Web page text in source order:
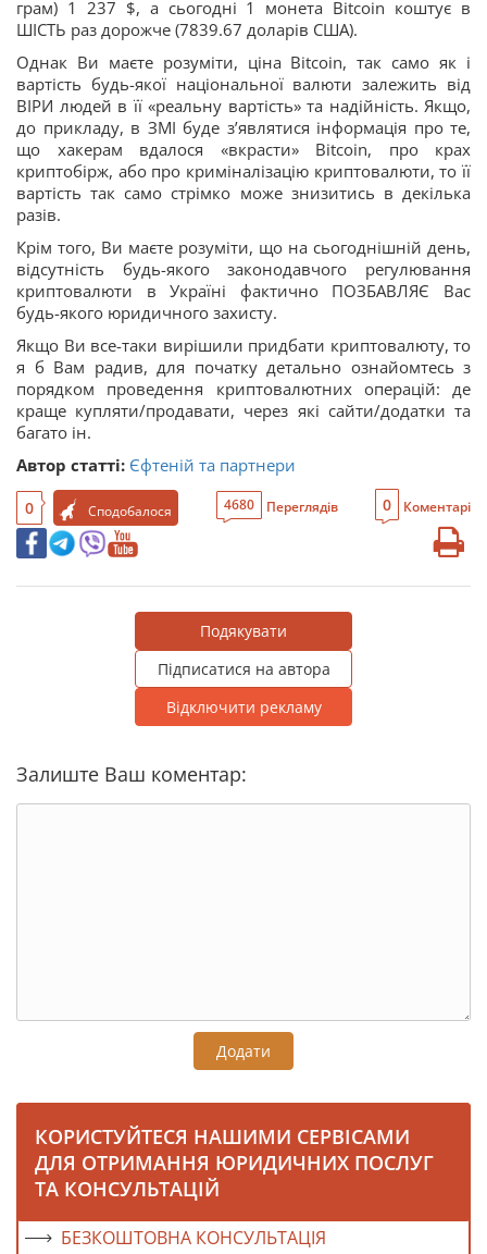
грам) 1 237 $, а сьогодні 1 монета Bitcoin коштує в
ШІСТЬ раз дорожче (7839.67 доларів США).
Однак Ви маєте розуміти, ціна Bitcoin, так само як і
вартість будь-якої національної валюти залежить від
ВІРИ людей в її «реальну вартість» та надійність. Якщо,
до прикладу, в ЗМІ буде з’являтися інформація про те,
що хакерам вдалося «вкрасти» Bitcoin, про крах
криптобірж, або про криміналізацію криптовалюти, то її
вартість так само стрімко може знизитись в декілька
разів.
Крім того, Ви маєте розуміти, що на сьогоднішній день,
відсутність будь-якого законодавчого регулювання
криптовалюти в Україні фактично ПОЗБАВЛЯЄ Вас
будь-якого юридичного захисту.
Якщо Ви все-таки вирішили придбати криптовалюту, то
я б Вам радив, для початку детально ознайомтесь з
порядком проведення криптовалютних операцій: де
краще купляти/продавати, через які сайти/додатки та
багато ін.
Автор статті: Єфтеній та партнери
0 Сподобалося 4680 Переглядів 0 Коментарі
Подякувати
Підписатися на автора
Відключити рекламу
Залиште Ваш коментар:
Додати
КОРИСТУЙТЕСЯ НАШИМИ СЕРВІСАМИ
ДЛЯ ОТРИМАННЯ ЮРИДИЧНИХ ПОСЛУГ
ТА КОНСУЛЬТАЦІЙ
БЕЗКОШТОВНА КОНСУЛЬТАЦІЯ